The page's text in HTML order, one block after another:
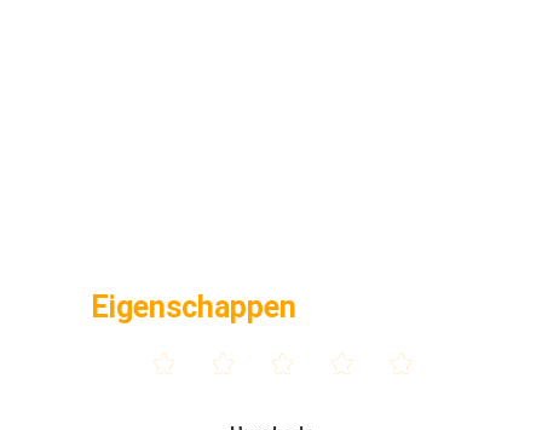
Eigenschappen
    